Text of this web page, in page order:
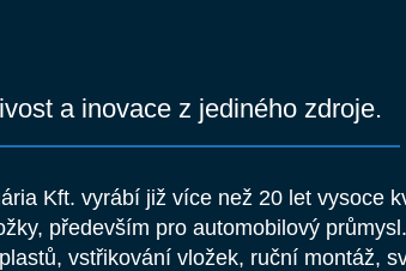
a inovace z jediného zdroje.
Kft. vyrábí již více než 20 let vysoce
především pro automobilový
vstřikování vložek, ruční montáž,